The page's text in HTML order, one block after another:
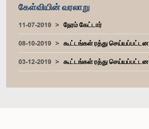
கேள்வியின் வரலாறு
11-07-2019
நேரம் கேட்டார்
08-10-2019
கூட்டங்கள் ரத்து செய்யப்பட்டன
03-12-2019
கூட்டங்கள் ரத்து செய்யப்பட்டன